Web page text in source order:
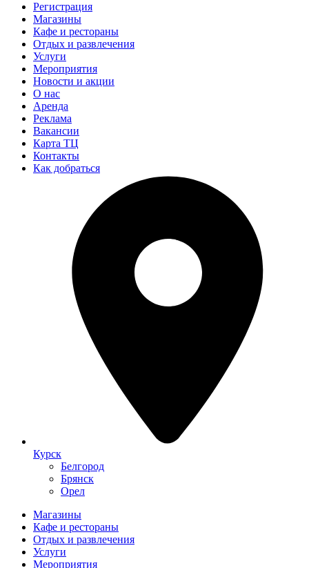
Регистрация
Магазины
Кафе и рестораны
Отдых и развлечения
Услуги
Мероприятия
Новости и акции
О нас
Аренда
Реклама
Вакансии
Карта ТЦ
Контакты
Как добраться
Курск
Белгород
Брянск
Орел
Магазины
Кафе и рестораны
Отдых и развлечения
Услуги
Мероприятия